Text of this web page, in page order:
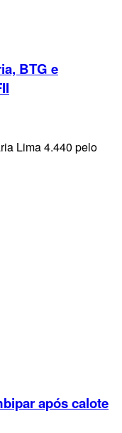
BTG e
Lima 4.440 pelo
após calote